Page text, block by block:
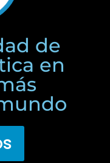
de
en